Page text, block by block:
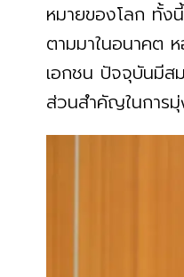
หมายของโลก ทั้ง
ตามมาในอนาคต
เอกชน ปัจจุบันมีส
ส่วนสำคัญในการ